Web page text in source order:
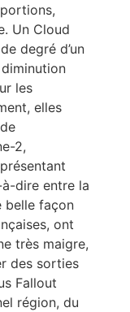
Un Cloud
degré d’un
les
elles
2,
dire entre la
belle façon
ont
très maigre,
des sorties
Fallout
région, du